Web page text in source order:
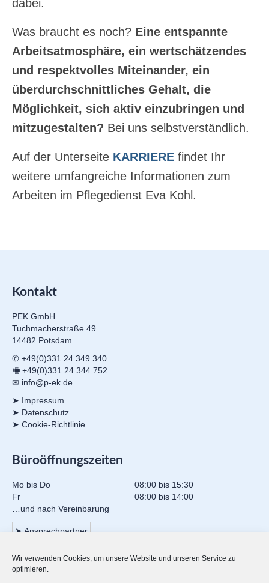
Wir verwenden Cookies, um unsere Website und unseren Service zu
optimieren.
dabei.
Was braucht es noch? Eine entspannte
Arbeitsatmosphäre, ein wertschätzendes
und respektvolles Miteinander, ein
überdurchschnittliches Gehalt, die
Möglichkeit, sich aktiv einzubringen und
mitzugestalten? Bei uns selbstverständlich.
Auf der Unterseite KARRIERE findet Ihr
weitere umfangreiche Informationen zum
Arbeiten im Pflegedienst Eva Kohl.
Kontakt
PEK GmbH
Tuchmacherstraße 49
14482 Potsdam
✆ +49(0)331.24 349 340
🖷 +49(0)331.24 344 752
✉ info@p-ek.de
➤ Impressum
➤ Datenschutz
➤ Cookie-Richtlinie
Büroöffnungszeiten
Mo bis Do
08:00 bis 15:30
Fr
08:00 bis 14:00
…und nach Vereinbarung
➤ Ansprechpartner
Mitgliedschaften